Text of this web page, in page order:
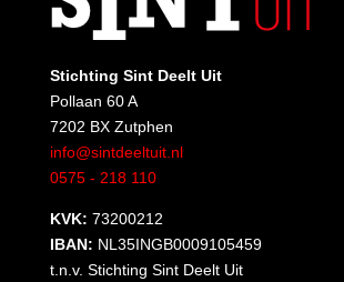
Stichting Sint Deelt Uit
Pollaan 60 A
7202 BX Zutphen
info@sintdeeltuit.nl
0575 - 218 110
KVK: 73200212
IBAN: NL35INGB0009105459
t.n.v. Stichting Sint Deelt Uit